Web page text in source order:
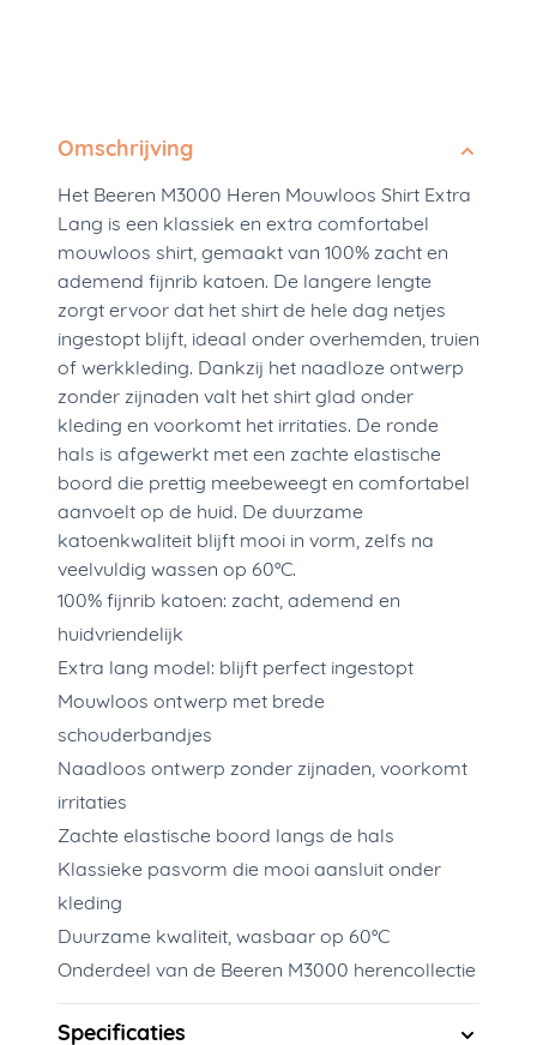
Omschrijving
Het Beeren M3000 Heren Mouwloos Shirt Extra
Lang is een klassiek en extra comfortabel
mouwloos shirt, gemaakt van 100% zacht en
ademend fijnrib katoen. De langere lengte
zorgt ervoor dat het shirt de hele dag netjes
ingestopt blijft, ideaal onder overhemden, truien
of werkkleding. Dankzij het naadloze ontwerp
zonder zijnaden valt het shirt glad onder
kleding en voorkomt het irritaties. De ronde
hals is afgewerkt met een zachte elastische
boord die prettig meebeweegt en comfortabel
aanvoelt op de huid. De duurzame
katoenkwaliteit blijft mooi in vorm, zelfs na
veelvuldig wassen op 60°C.
100% fijnrib katoen: zacht, ademend en
huidvriendelijk
Extra lang model: blijft perfect ingestopt
Mouwloos ontwerp met brede
schouderbandjes
Naadloos ontwerp zonder zijnaden, voorkomt
irritaties
Zachte elastische boord langs de hals
Klassieke pasvorm die mooi aansluit onder
kleding
Duurzame kwaliteit, wasbaar op 60°C
Onderdeel van de Beeren M3000 herencollectie
Specificaties